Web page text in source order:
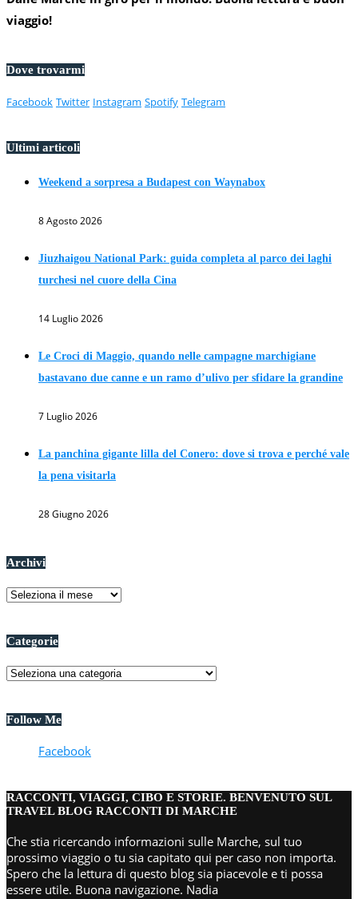
viaggio!
Dove trovarmi
Facebook Twitter Instagram Spotify Telegram
Ultimi articoli
Weekend a sorpresa a Budapest con Waynabox
8 Agosto 2026
Jiuzhaigou National Park: guida completa al parco dei laghi
turchesi nel cuore della Cina
14 Luglio 2026
Le Croci di Maggio, quando nelle campagne marchigiane
bastavano due canne e un ramo d’ulivo per sfidare la grandine
7 Luglio 2026
La panchina gigante lilla del Conero: dove si trova e perché vale
la pena visitarla
28 Giugno 2026
Archivi
Archivi
Categorie
Categorie
Follow Me
Facebook
RACCONTI, VIAGGI, CIBO E STORIE. BENVENUTO SUL
TRAVEL BLOG RACCONTI DI MARCHE
Che stia ricercando informazioni sulle Marche, sul tuo
prossimo viaggio o tu sia capitato qui per caso non importa.
Spero che la lettura di questo blog sia piacevole e ti possa
essere utile. Buona navigazione. Nadia